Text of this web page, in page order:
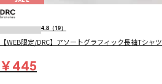
4.8 （19）
【WEB限定/DRC】アソートグラフィック長袖Tシャツ
￥445